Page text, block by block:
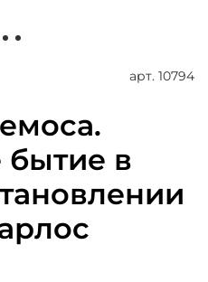
арт. 10794
бытие в